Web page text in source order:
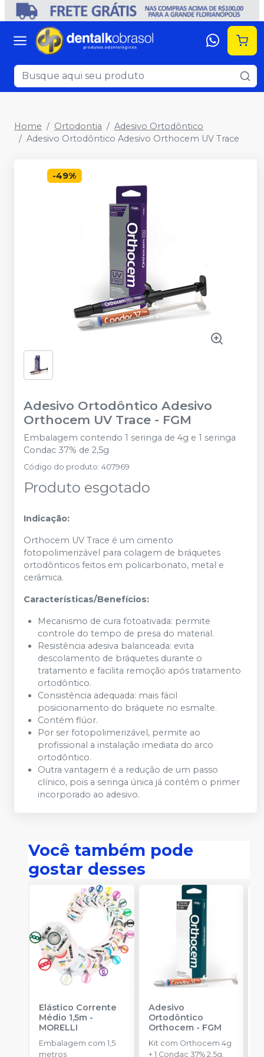
Home Ortodontia
Adesivo Ortodôntico
Adesivo Ortodôntico Adesivo Orthocem UV Trace
-49%
Adesivo Ortodôntico Adesivo
Orthocem UV Trace - FGM
Embalagem contendo 1 seringa de 4g e 1 seringa
Condac 37% de 2,5g
Código do produto: 407969
Produto esgotado
Indicação:
Orthocem UV Trace é um cimento
fotopolimerizável para colagem de bráquetes
ortodônticos feitos em policarbonato, metal e
cerâmica.
Características/Benefícios:
Mecanismo de cura fotoativada: permite
controle do tempo de presa do material.
Resistência adesiva balanceada: evita
descolamento de bráquetes durante o
tratamento e facilita remoção após tratamento
ortodôntico.
Consistência adequada: mais fácil
posicionamento do bráquete no esmalte.
Contém flúor.
Por ser fotopolimerizável, permite ao
profissional a instalação imediata do arco
ortodôntico.
Outra vantagem é a redução de um passo
clínico, pois a seringa única já contém o primer
incorporado ao adesivo.
Você também pode
gostar desses
Elástico Corrente
Médio 1,5m -
MORELLI
Embalagem com 1,5
metros
Adesivo
Ortodôntico
Orthocem- FGM
Kit com Orthocem 4g
+ 1 Condac 37% 2,5g.